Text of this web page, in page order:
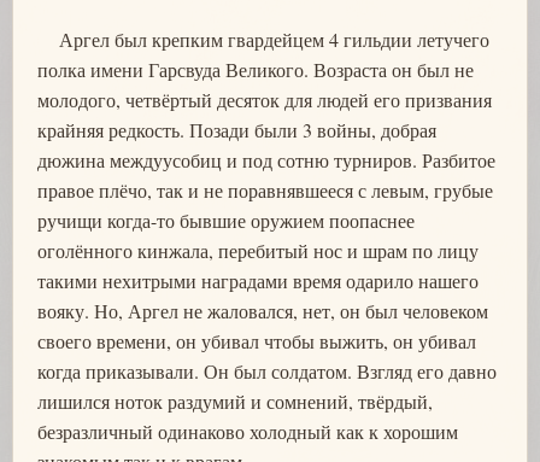
Аргел был крепким гвардейцем 4 гильдии летучего
полка имени Гарсвуда Великого. Возраста он был не
молодого, четвёртый десяток для людей его призвания
крайняя редкость. Позади были 3 войны, добрая
дюжина междуусобиц и под сотню турниров. Разбитое
правое плёчо, так и не поравнявшееся с левым, грубые
ручищи когда-то бывшие оружием поопаснее
оголённого кинжала, перебитый нос и шрам по лицу
такими нехитрыми наградами время одарило нашего
вояку. Но, Аргел не жаловался, нет, он был человеком
своего времени, он убивал чтобы выжить, он убивал
когда приказывали. Он был солдатом. Взгляд его давно
лишился ноток раздумий и сомнений, твёрдый,
безразличный одинаково холодный как к хорошим